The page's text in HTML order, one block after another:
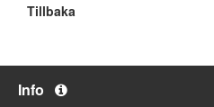
Tillbaka
Info